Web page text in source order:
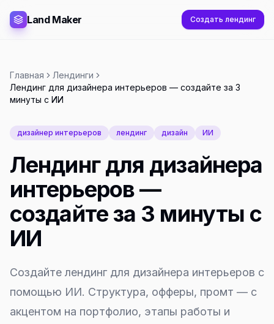
Land Maker Создать лендинг
Главная
Лендинги
Лендинг для дизайнера интерьеров — создайте за 3
минуты с ИИ
дизайнер интерьеров лендинг дизайн ИИ
Лендинг для дизайнера
интерьеров —
создайте за 3 минуты с
ИИ
Создайте лендинг для дизайнера интерьеров с
помощью ИИ. Структура, офферы, промт — с
акцентом на портфолио, этапы работы и